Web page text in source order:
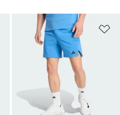
Favori Listesine Ekle